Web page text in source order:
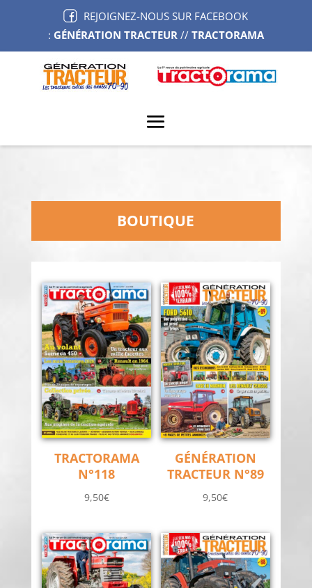
REJOIGNEZ-NOUS SUR FACEBOOK
: GÉNÉRATION TRACTEUR// TRACTORAMA
BOUTIQUE
TRACTORAMA
N°118
9,50€
GÉNÉRATION
TRACTEUR N°89
9,50€